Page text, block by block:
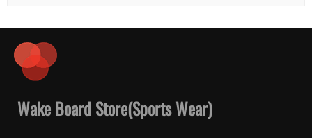
Wake Board Store(Sports Wear)